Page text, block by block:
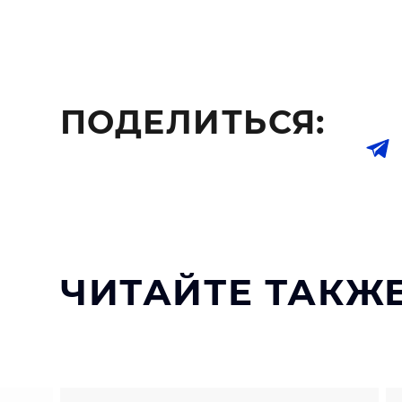
ПОДЕЛИТЬСЯ:
ЧИТАЙТЕ